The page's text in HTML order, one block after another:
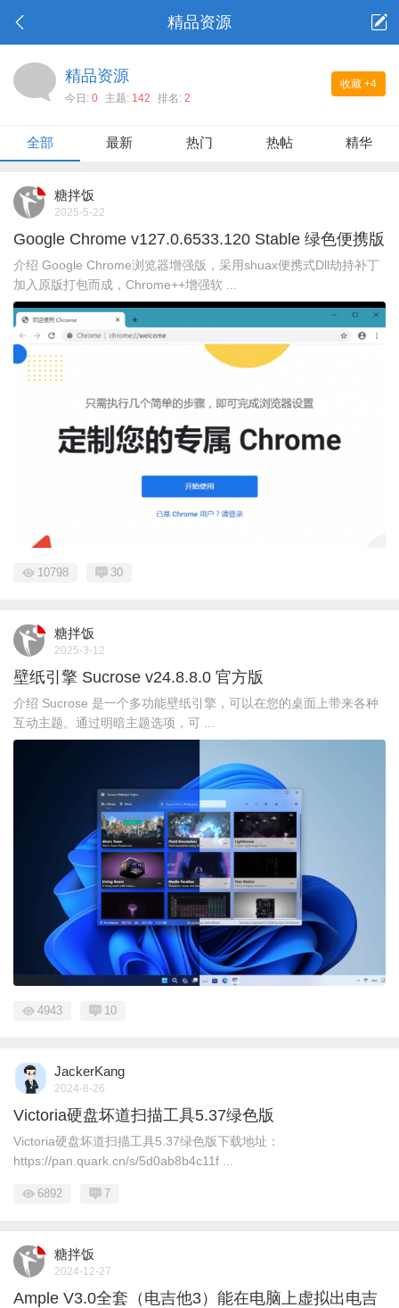
精品资源
收藏 +4
精品资源
今日: 0 主题: 142 排名: 2
全部 最新 热门 热帖 精华
糖拌饭
2025-5-22
Google Chrome v127.0.6533.120 Stable 绿色便携版
介绍 Google Chrome浏览器增强版，采用shuax便携式Dll劫持补丁
加入原版打包而成，Chrome++增强软 ...
10798 30
糖拌饭
2025-3-12
壁纸引擎 Sucrose v24.8.8.0 官方版
介绍 Sucrose 是一个多功能壁纸引擎，可以在您的桌面上带来各种
互动主题。通过明暗主题选项，可 ...
4943 10
JackerKang
2024-8-26
Victoria硬盘坏道扫描工具5.37绿色版
Victoria硬盘坏道扫描工具5.37绿色版下载地址：
https://pan.quark.cn/s/5d0ab8b4c11f ...
6892 7
糖拌饭
2024-12-27
Ample V3.0全套（电吉他3）能在电脑上虚拟出电吉